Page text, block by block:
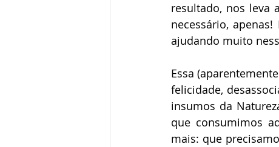
resultado, nos leva
necessário,
ajudando muito
Essa
felicidade,
insumos da
que consumimos
mais: que